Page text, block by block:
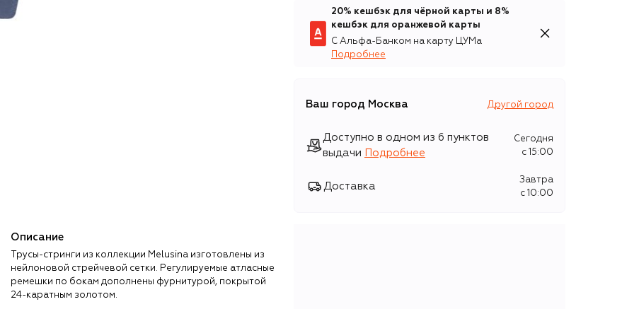
20% кешбэк для чёрной карты и 8%
кешбэк для оранжевой карты
С Альфа-Банком на карту ЦУМа
Подробнее
Ваш город Москва Другой город
Доступно в одном из 6 пунктов
выдачи
Подробнее
Сегодня
c 15:00
Доставка
Завтра
c 10:00
Описание
Трусы-стринги из коллекции Melusina изготовлены из
нейлоновой стрейчевой сетки. Регулируемые атласные
ремешки по бокам дополнены фурнитурой, покрытой
24-каратным золотом.